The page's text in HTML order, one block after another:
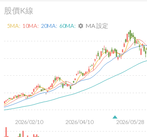
股價K線
2026/02/10 2026/04/10 2026/05/28
5MA: 10MA: 20MA: 60MA: settings MA 設定